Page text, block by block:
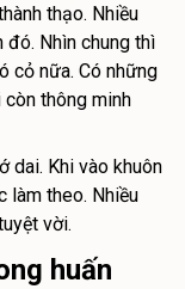
thạo. Nhiều
đó. Nhìn chung thì
cỏ nữa. Có những
thông minh
dai. Khi vào khuôn
làm theo. Nhiều
vời.
huấn